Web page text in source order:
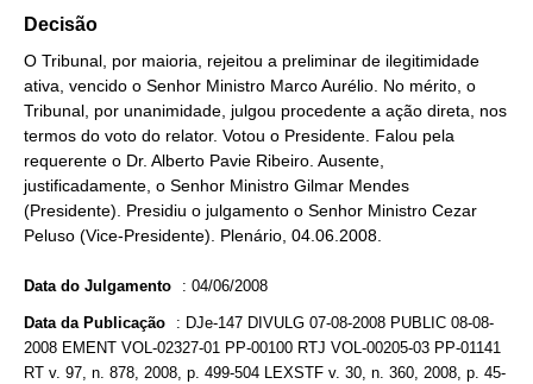
Decisão
O Tribunal, por maioria, rejeitou a preliminar de ilegitimidade
ativa, vencido o Senhor Ministro Marco Aurélio. No mérito, o
Tribunal, por unanimidade, julgou procedente a ação direta, nos
termos do voto do relator. Votou o Presidente. Falou pela
requerente o Dr. Alberto Pavie Ribeiro. Ausente,
justificadamente, o Senhor Ministro Gilmar Mendes
(Presidente). Presidiu o julgamento o Senhor Ministro Cezar
Peluso (Vice-Presidente). Plenário, 04.06.2008.
Data do Julgamento : 04/06/2008
Data da Publicação : DJe-147 DIVULG 07-08-2008 PUBLIC 08-08-
2008 EMENT VOL-02327-01 PP-00100 RTJ VOL-00205-03 PP-01141
RT v. 97, n. 878, 2008, p. 499-504 LEXSTF v. 30, n. 360, 2008, p. 45-